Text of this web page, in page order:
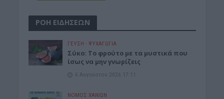
ΡΟΗ ΕΙΔΗΣΕΩΝ
ΓΕΎΣΗ - ΨΥΧΑΓΩΓΊΑ
Σύκο: Το φρούτο με τα μυστικά που
ίσως να μην γνωρίζεις
6 Αυγούστου 2026 17:11
ΝΟΜΌΣ ΧΑΝΊΩΝ